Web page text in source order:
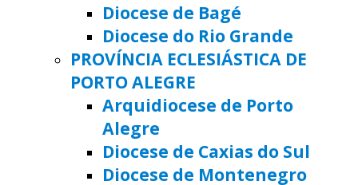
Diocese de Bagé
Diocese do Rio Grande
PROVÍNCIA ECLESIÁSTICA DE
PORTO ALEGRE
Arquidiocese de Porto
Alegre
Diocese de Caxias do Sul
Diocese de Montenegro